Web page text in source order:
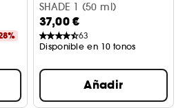
SHADE 1 (50 ml)
37,00 €
63
Disponible en 10 tonos
Añadir